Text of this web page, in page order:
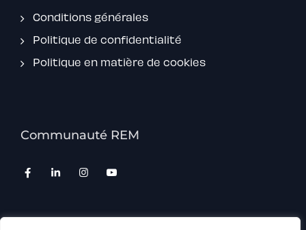
Conditions générales
Politique de confidentialité
Politique en matière de cookies
Communauté REM